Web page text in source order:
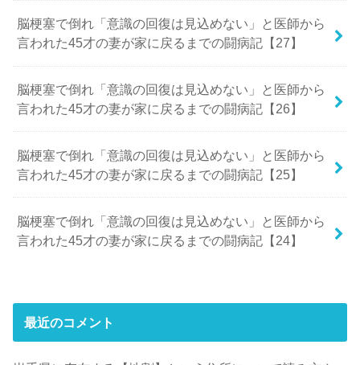
脳梗塞で倒れ「意識の回復は見込めない」と医師から
言われた45才の妻が家に戻るまでの闘病記【27】
脳梗塞で倒れ「意識の回復は見込めない」と医師から
言われた45才の妻が家に戻るまでの闘病記【26】
脳梗塞で倒れ「意識の回復は見込めない」と医師から
言われた45才の妻が家に戻るまでの闘病記【25】
脳梗塞で倒れ「意識の回復は見込めない」と医師から
言われた45才の妻が家に戻るまでの闘病記【24】
最近のコメント